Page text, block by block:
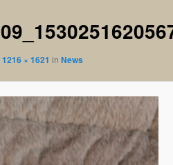
1216 × 1621 inNews